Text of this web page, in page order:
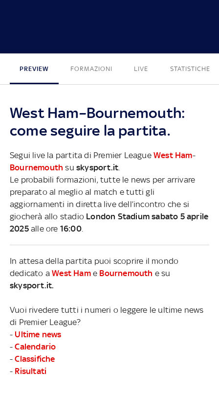
PREVIEW FORMAZIONI LIVE STATISTICHE
West Ham–Bournemouth:
come seguire la partita.
Segui live la partita di Premier League West Ham-
Bournemouth suskysport.it
Le probabili formazioni, tutte le news per arrivare
preparato al meglio al match e tutti gli
aggiornamenti in diretta live dell’incontro che si
giocherà allo stadio London Stadium sabato 5 aprile
2025alle ore 16:00.
In attesa della partita puoi scoprire il mondo
dedicato aWest Hame Bournemouth e su
skysport.it.
Vuoi rivedere tutti i numeri o leggere le ultime news
di Premier League?
- Ultime news
-Calendario
-Classifiche
- Risultati